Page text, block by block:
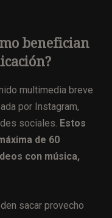
benefician
multimedia breve
por Instagram,
sociales. Estos
de 60
con música,
sacar provecho